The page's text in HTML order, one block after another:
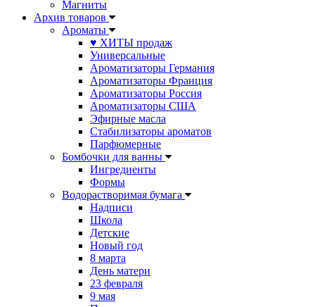
Магниты
Архив товаров
Ароматы
♥ ХИТЫ продаж
Универсальные
Ароматизаторы Германия
Ароматизаторы Франция
Ароматизаторы Россия
Ароматизаторы США
Эфирные масла
Стабилизаторы ароматов
Парфюмерные
Бомбочки для ванны
Ингредиенты
Формы
Водорастворимая бумага
Надписи
Школа
Детские
Новый год
8 марта
День матери
23 февраля
9 мая